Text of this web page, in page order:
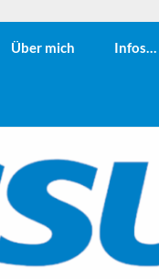
Über mich Infos…